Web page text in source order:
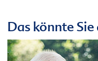
Das könnte